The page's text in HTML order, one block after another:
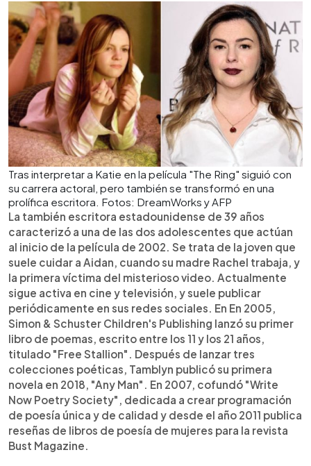
Tras interpretar a Katie en la película "The Ring" siguió con
su carrera actoral, pero también se transformó en una
prolífica escritora. Fotos: DreamWorks y AFP
La también escritora estadounidense de 39 años
caracterizó a una de las dos adolescentes que actúan
al inicio de la película de 2002. Se trata de la joven que
suele cuidar a Aidan, cuando su madre Rachel trabaja, y
la primera víctima del misterioso video. Actualmente
sigue activa en cine y televisión, y suele publicar
periódicamente en sus redes sociales. En En 2005,
Simon & Schuster Children's Publishing lanzó su primer
libro de poemas, escrito entre los 11 y los 21 años,
titulado "Free Stallion". Después de lanzar tres
colecciones poéticas, Tamblyn publicó su primera
novela en 2018, "Any Man". En 2007, cofundó "Write
Now Poetry Society", dedicada a crear programación
de poesía única y de calidad y desde el año 2011 publica
reseñas de libros de poesía de mujeres para la revista
Bust Magazine.